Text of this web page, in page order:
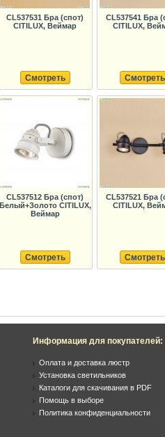
CL537531 Бра (спот)
CITILUX, Веймар
Смотреть
CL537541 Бра
CITILUX,
Смотреть
CL537512 Бра (спот)
Белый+Золото CITILUX,
Веймар
Смотреть
CL537521 Бра
CITILUX,
Смотреть
Информация для покупателей:
Оплата и доставка люстр
Установка светильников
Каталоги для скачивания в PDF
Помощь в выборе
Политика конфиденциальности